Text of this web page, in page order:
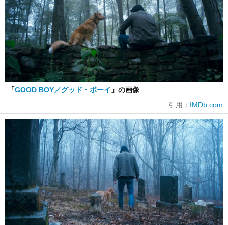
「GOOD BOY／グッド・ボーイ 」の画像
引用： IMDb.com